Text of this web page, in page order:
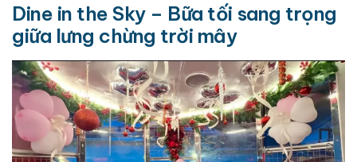
Dine in the Sky – Bữa tối sang trọng
giữa lưng chừng trời mây